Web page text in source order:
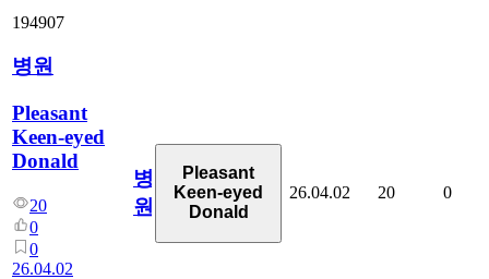
194907
병원
Pleasant
Keen-eyed
Donald
20
0
0
26.04.02
병
원
Pleasant
Keen-eyed
Donald
26.04.02 20 0